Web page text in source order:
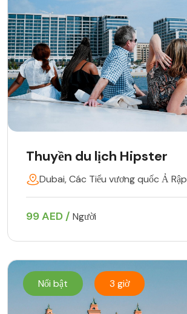
Thuyền du lịch Hipster
Dubai, Các Tiểu vương quốc Ả Rập
99 AED / Người
Nổi bật 3 giờ